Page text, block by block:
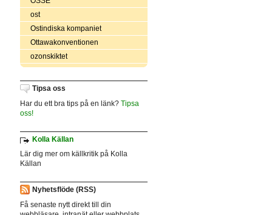
ost
Ostindiska kompaniet
Ottawakonventionen
ozonskiktet
Tipsa oss
Har du ett bra tips på en länk? Tipsa
oss!
Kolla Källan
Lär dig mer om källkritik på Kolla
Källan
Nyhetsflöde (RSS)
Få senaste nytt direkt till din